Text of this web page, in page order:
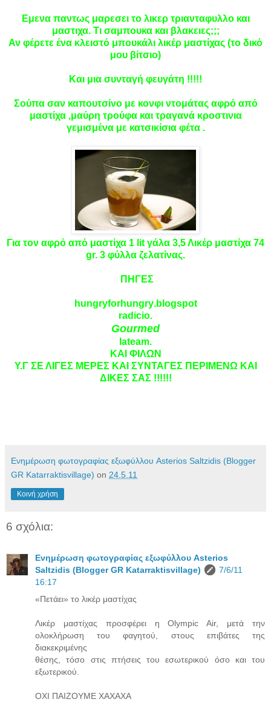
Εμενα παντως μαρεσει το λικερ τριανταφυλλο και
μαστιχα. Τι σαμπουκα και βλακειες;;;
Αν φέρετε ένα κλειστό μπουκάλι λικέρ μαστίχας (το δικό
μου βίτσιο)
Και μια συνταγή φευγάτη !!!!!
Σούπα σαν καπουτσίνο με κονφι ντομάτας αφρό από
μαστίχα ,μαύρη τρούφα και τραγανά κροστινια
γεμισμένα με κατσικίσια φέτα .
Για τον αφρό από μαστίχα 1 lit γάλα 3,5 Λικέρ μαστίχα 74
gr. 3 φύλλα ζελατίνας.
ΠΗΓΕΣ
hungryforhungry.blogspot
radicio.
Gourmed
lateam.
ΚΑΙ ΦΙΛΩΝ
Υ.Γ ΣΕ ΛΙΓΕΣ ΜΕΡΕΣ ΚΑΙ ΣΥΝΤΑΓΕΣ ΠΕΡΙΜΕΝΩ ΚΑΙ
ΔΙΚΕΣ ΣΑΣ !!!!!!
Ενημέρωση φωτογραφίας εξωφύλλου Asterios Saltzidis (Blogger
GR Katarraktisvillage) on 24.5.11
Κοινή χρήση
6 σχόλια:
Ενημέρωση φωτογραφίας εξωφύλλου Asterios
Saltzidis (Blogger GR Katarraktisvillage)
7/6/11
16:17
«Πετάει» το λικέρ μαστίχας
Λικέρ μαστίχας προσφέρει η Olympic Air, μετά την
ολοκλήρωση του φαγητού, στους επιβάτες της
διακεκριμένης
θέσης, τόσο στις πτήσεις του εσωτερικού όσο και του
εξωτερικού.
ΟΧΙ ΠΑΙΖΟΥΜΕ ΧΑΧΑΧΑ